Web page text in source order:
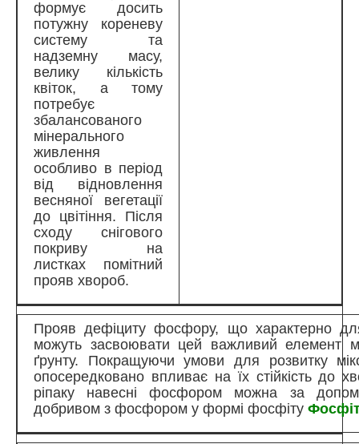
формує досить
потужну кореневу
систему та
надземну масу,
велику кількість
квіток, а тому
потребує
збалансованого
мінерального
живлення
особливо в період
від відновлення
весняної вегетації
до цвітіння. Після
сходу снігового
покриву на
листках помітний
прояв хвороб.
Прояв дефіциту фосфору, що характерно
можуть засвоювати цей важливий елемент
ґрунту. Покращуючи умови для розвитку
опосередковано впливає на їх стійкість до
ріпаку навесні фосфором можна за
добривом з фосфором у формі фосфіту